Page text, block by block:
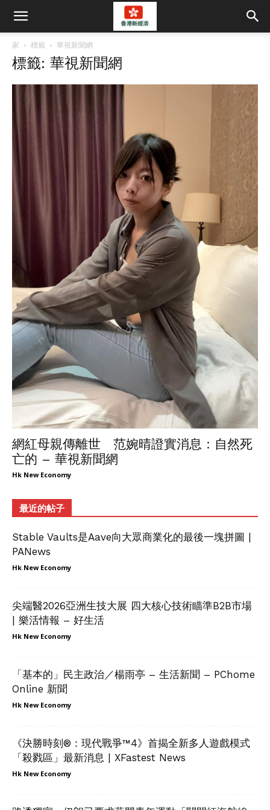
家 標籤 華視新聞網
標籤: 華視新聞網
網紅母親傳離世 范婉晴證實消息：自然死
亡的 – 華視新聞網
Hk New Economy
最近的帖子
Stable Vaults是Aave向大眾商業化的最後一塊拼圖 |
PANews
Hk New Economy
尖端醫2026亞洲生技大展 四大核心技術瞄準B2B市場
| 樂活情報 – 好生活
Hk New Economy
「基本的」民主政治／楊雨亭 – 生活新聞 – PChome
Online 新聞
Hk New Economy
《決勝時刻®：現代戰爭™4》首揭全新多人遊戲模式
「殺戮區」最新消息 | XFastest News
Hk New Economy